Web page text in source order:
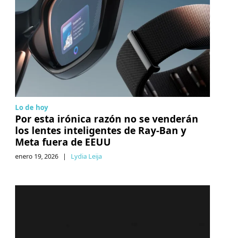
Lo de hoy
Por esta irónica razón no se venderán
los lentes inteligentes de Ray-Ban y
Meta fuera de EEUU
enero 19, 2026 | Lydia Leija